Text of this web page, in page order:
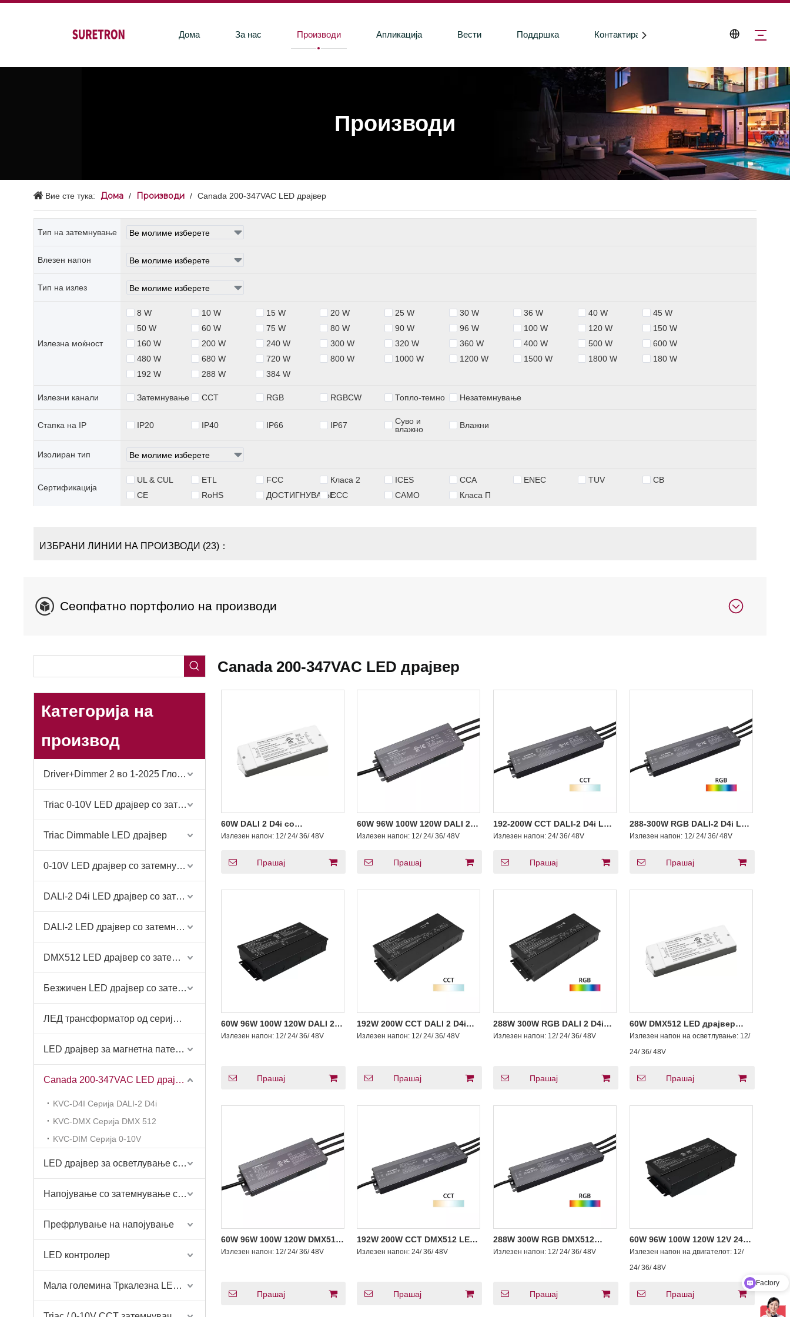
Дома За нас Производи Апликација Вести Поддршка Контактирајте со нас
Производи
Вие сте тука: Дома / Производи / Canada 200-347VAC LED драјвер
Тип на затемнување
Влезен напон
Тип на излез
Излезна моќност
8 W 10 W 15 W 20 W 25 W 30 W 36 W 40 W
45 W
50 W
60 W 75 W 80 W 90 W 96 W 100 W 120 W
150 W
160 W
200 W 240 W 300 W 320 W 360 W 400 W 500 W
600 W
480 W
680 W 720 W 800 W 1000 W 1200 W 1500 W 1800 W
180 W
192 W
288 W 384 W
Излезни канали Затемнување CCT RGB RGBCW Топло-темно Незатемнување
Стапка на IP IP20 IP40 IP66 IP67
Суво и
влажно
Влажни
Изолиран тип
Сертификација
UL & CUL ETL FCC Класа 2 ICES ССА ENEC TUV
CB
CE
RoHS ДОСТИГНУВАЊЕCCC САМО Класа П
ИЗБРАНИ ЛИНИИ НА ПРОИЗВОДИ (23)：
Сеопфатно портфолио на производи
Категорија на
производ
Driver+Dimmer 2 во 1-2025 Глобално деби
Triac 0-10V LED драјвер со затемнување
Triac Dimmable LED драјвер
0-10V LED драјвер со затемнување
DALI-2 D4i LED драјвер со затемнување
DALI-2 LED драјвер со затемнување
DMX512 LED драјвер со затемнување
Безжичен LED драјвер со затемнување-Casambi Tuya BLE WiFi ZigBee
ЛЕД трансформатор од серијата ETF
LED драјвер за магнетна патека за светло
Canada 200-347VAC LED драјвер
KVC-D4I Серија DALI-2 D4i
KVC-DMX Серија DMX 512
KVC-DIM Серија 0-10V
LED драјвер за осветлување со висока моќност
Напојување со затемнување со AC LED лента
Префрлување на напојување
LED контролер
Мала големина Тркалезна LED драјвер со затемнување
Canada 200-347VAC LED драјвер
60W DALI 2 D4i со
затемнување Константен
Излезен напон: 12/ 24/ 36/ 48V
Прашај
60W 96W 100W 120W DALI 2
D4i придушувачка LED
Излезен напон: 12/ 24/ 36/ 48V
Прашај
192-200W CCT DALI-2 D4i LED
драјвер
Излезен напон:24/ 36/ 48V
Прашај
288-300W RGB DALI-2 D4i LED
драјвер
Излезен напон: 12/ 24/ 36/ 48V
Прашај
60W 96W 100W 120W DALI 2
D4i Затемнување Константен
Излезен напон: 12/ 24/ 36/ 48V
Прашај
192W 200W CCT DALI 2 D4i
придушувачка LED драјвер
Излезен напон: 12/ 24/ 36/ 48V
Прашај
288W 300W RGB DALI 2 D4i
придушувачка LED драјвер
Излезен напон: 12/ 24/ 36/ 48V
Прашај
60W DMX512 LED драјвер
Константен напон 200-
Излезен напон на осветлување: 12/
24/ 36/ 48V
Прашај
60W 96W 100W 120W DMX512
LED драјвер за константен
Излезен напон: 12/ 24/ 36/ 48V
Прашај
192W 200W CCT DMX512 LED
драјвер за константен напон
Излезен напон:24/ 36/ 48V
Прашај
288W 300W RGB DMX512
затемнувачка LED драјвер за
Излезен напон: 12/ 24/ 36/ 48V
Прашај
60W 96W 100W 120W 12V 24V
36V 48V DC DMX512
Затемнување Константен
напон LED светло
Излезен напон на двигателот: 12/
24/ 36/ 48V
Прашај
Product Catalog